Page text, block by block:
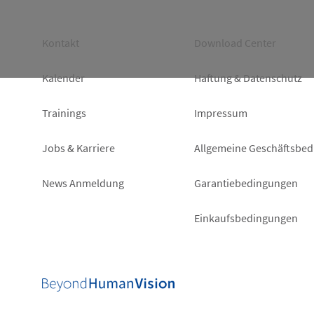
Footer
left
Kontakt
Kalender
Trainings
Jobs & Karriere
News Anmeldung
Footer
right
Download Center
Haftung & Datenschutz
Impressum
Allgemeine
Garantiebedingungen
Einkaufsbedingungen